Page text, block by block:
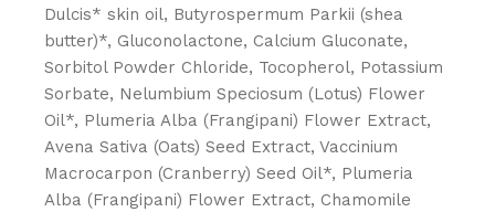
Dulcis* skin oil, Butyrospermum Parkii (shea
butter)*, Gluconolactone, Calcium Gluconate,
Sorbitol Powder Chloride, Tocopherol, Potassium
Sorbate, Nelumbium Speciosum (Lotus) Flower
Oil*, Plumeria Alba (Frangipani) Flower Extract,
Avena Sativa (Oats) Seed Extract, Vaccinium
Macrocarpon (Cranberry) Seed Oil*, Plumeria
Alba (Frangipani) Flower Extract, Chamomile